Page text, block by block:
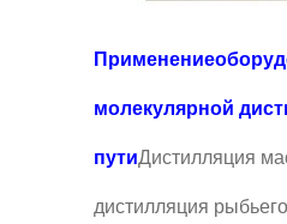
Применение
молекулярной
путиДистилляция
дистилляция